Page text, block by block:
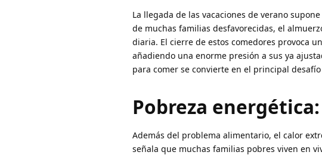
La llegada de las vacaciones de verano
de muchas familias desfavorecidas, el
diaria. El cierre de estos comedores provoca
añadiendo una enorme presión a sus ya
para comer se convierte en el principal
Pobreza
Además del problema alimentario, el calor
señala que muchas familias pobres viven en